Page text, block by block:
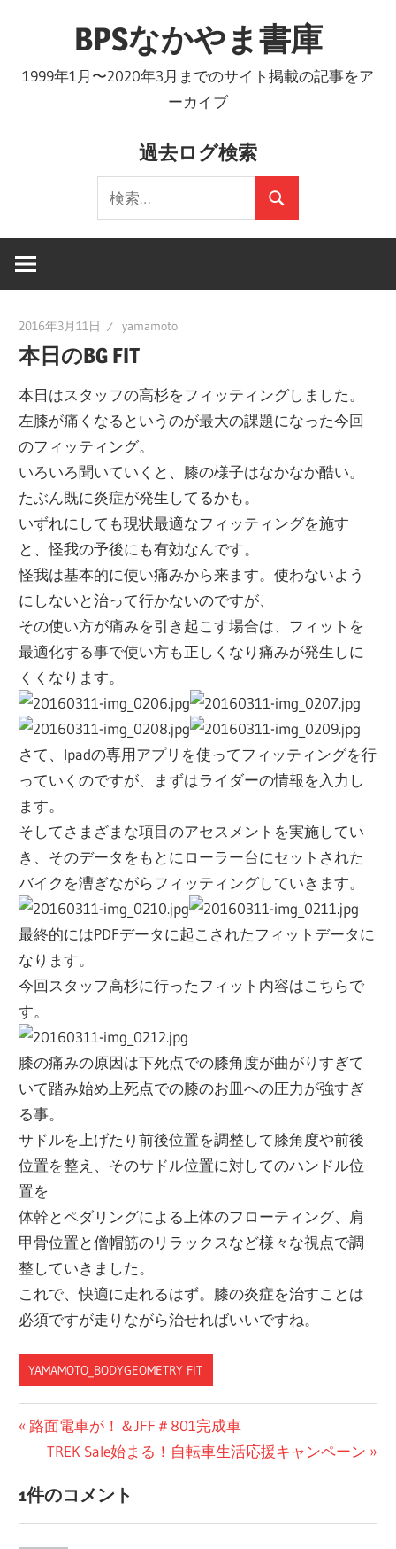
プ
BPSなかやま書庫
1999年1月〜2020年3月までのサイト掲載の記事をア
ーカイブ
過去ログ検索
索:
検
索
2016年3月11日 yamamoto
本日のBG FIT
本日はスタッフの高杉をフィッティングしました。
左膝が痛くなるというのが最大の課題になった今回
のフィッティング。
いろいろ聞いていくと、膝の様子はなかなか酷い。
たぶん既に炎症が発生してるかも。
いずれにしても現状最適なフィッティングを施す
と、怪我の予後にも有効なんです。
怪我は基本的に使い痛みから来ます。使わないよう
にしないと治って行かないのですが、
その使い方が痛みを引き起こす場合は、フィットを
最適化する事で使い方も正しくなり痛みが発生しに
くくなります。
さて、Ipadの専用アプリを使ってフィッティングを行
っていくのですが、まずはライダーの情報を入力し
ます。
そしてさまざまな項目のアセスメントを実施してい
き、そのデータをもとにローラー台にセットされた
バイクを漕ぎながらフィッティングしていきます。
最終的にはPDFデータに起こされたフィットデータに
なります。
今回スタッフ高杉に行ったフィット内容はこちらで
す。
膝の痛みの原因は下死点での膝角度が曲がりすぎて
いて踏み始め上死点での膝のお皿への圧力が強すぎ
る事。
サドルを上げたり前後位置を調整して膝角度や前後
位置を整え、そのサドル位置に対してのハンドル位
置を
体幹とペダリングによる上体のフローティング、肩
甲骨位置と僧帽筋のリラックスなど様々な視点で調
整していきました。
これで、快適に走れるはず。膝の炎症を治すことは
必須ですが走りながら治せればいいですね。
YAMAMOTO_BODYGEOMETRY FIT
投
ナ
ビ
前
稿:
路面電車が！＆JFF＃801完成車
次
投
稿:
TREK Sale始まる！自転車生活応援キャンペーン
1件のコメント